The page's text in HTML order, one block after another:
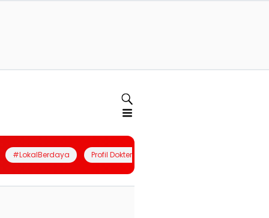
#LokalBerdaya Profil Dokter